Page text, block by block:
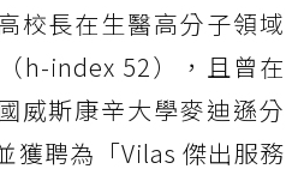
校長在生醫高分子領域
h-index 52），且曾在
威斯康辛大學麥迪遜分
獲聘為「Vilas 傑出服務